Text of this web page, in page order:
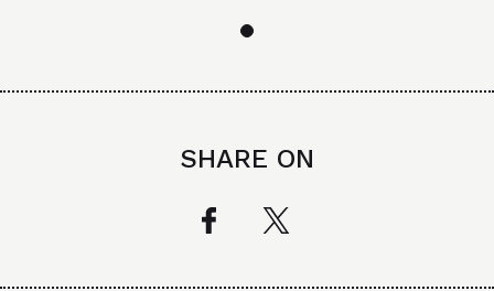
SHARE ON